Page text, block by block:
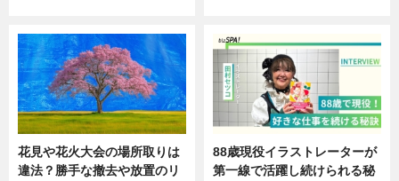
花見や花火大会の場所取りは
違法？勝手な撤去や放置のリ
88歳現役イラストレーターが
第一線で活躍し続けられる秘